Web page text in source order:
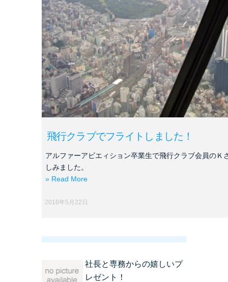
飛行クラブでフライトしました！
アルファーアビエィション卒業生で飛行クラブ会員のＫ
しみました。
» Read More
2016年5月22日
社長と専務からの嬉しいプ
レゼント！